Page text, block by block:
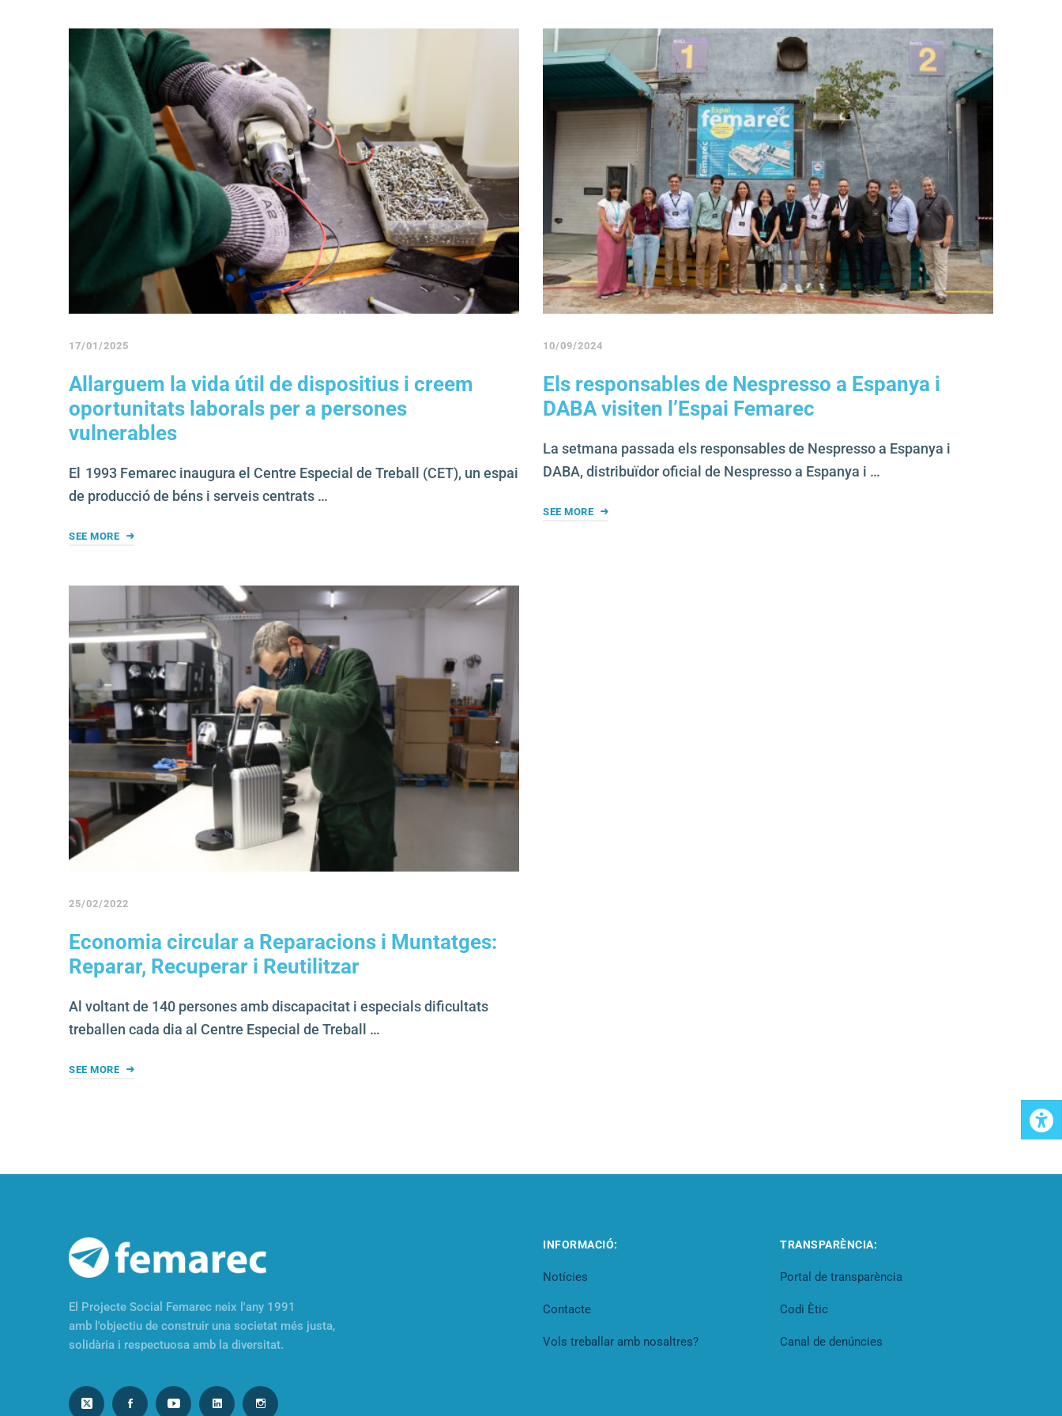
17/01/2025
Allarguem la vida útil de dispositius i creem
oportunitats laborals per a persones
vulnerables
El 1993 Femarec inaugura el Centre Especial de Treball (CET), un espai
de producció de béns i serveis centrats …
SEE MORE
10/09/2024
Els responsables de Nespresso a Espanya i
DABA visiten l’Espai Femarec
La setmana passada els responsables de Nespresso a Espanya i
DABA, distribuïdor oficial de Nespresso a Espanya i …
SEE MORE
25/02/2022
Economia circular a Reparacions i Muntatges:
Reparar, Recuperar i Reutilitzar
Al voltant de 140 persones amb discapacitat i especials dificultats
treballen cada dia al Centre Especial de Treball …
SEE MORE
El Projecte Social Femarec neix l'any 1991
amb l'objectiu de construir una societat més justa,
solidària i respectuosa amb la diversitat.
INFORMACIÓ:
Notícies
Contacte
Vols treballar amb nosaltres?
TRANSPARÈNCIA:
Portal de transparència
Codi Ètic
Canal de denúncies